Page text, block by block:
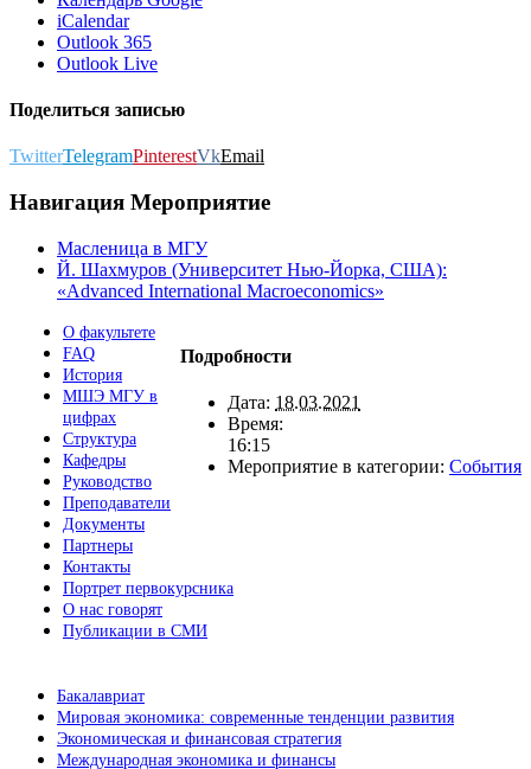
iCalendar
Outlook 365
Outlook Live
Поделиться записью
TwitterTelegramPinterestVkEmail
Навигация Мероприятие
Масленица в МГУ
Й. Шахмуров (Университет Нью-Йорка, США):
«Advanced International Macroeconomics»
Подробности
Дата: 18.03.2021
Время:
16:15
Мероприятие в категории: События
О факультете
FAQ
История
МШЭ МГУ в
цифрах
Структура
Кафедры
Руководство
Преподаватели
Документы
Партнеры
Контакты
Портрет первокурсника
О нас говорят
Публикации в СМИ
Бакалавриат
Мировая экономика: современные тенденции развития
Экономическая и финансовая стратегия
Международная экономика и финансы